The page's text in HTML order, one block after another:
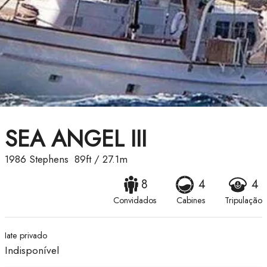
SEA ANGEL III
1986 Stephens 89ft/ 27.1m
8
Convidados
4
Cabines
4
Tripulação
Iate privado
Indisponível